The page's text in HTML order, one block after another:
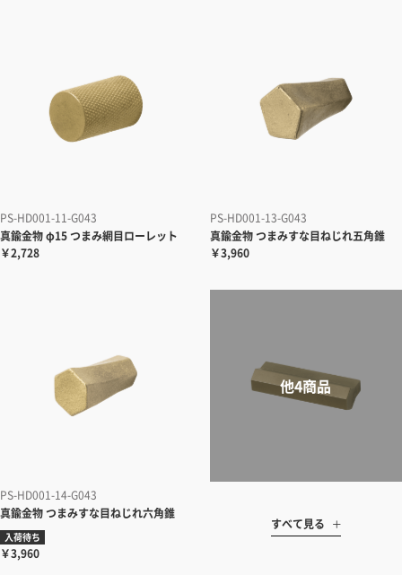
PS-HD001-11-G043
真鍮金物 φ15 つまみ網目ローレット
￥2,728
PS-HD001-13-G043
真鍮金物 つまみすな目ねじれ五角錐
￥3,960
PS-HD001-14-G043
真鍮金物 つまみすな目ねじれ六角錐
入荷待ち
￥3,960
すべて見る